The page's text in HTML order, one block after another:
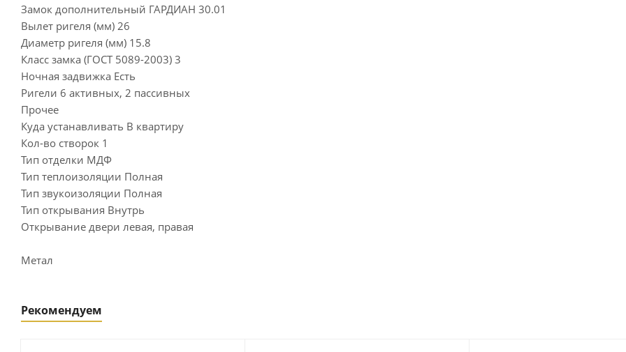
Замок дополнительный ГАРДИАН 30.01
Вылет ригеля (мм) 26
Диаметр ригеля (мм) 15.8
Класс замка (ГОСТ 5089-2003) 3
Ночная задвижка Есть
Ригели 6 активных, 2 пассивных
Прочее
Куда устанавливать В квартиру
Кол-во створок 1
Тип отделки МДФ
Тип теплоизоляции Полная
Тип звукоизоляции Полная
Тип открывания Внутрь
Открывание двери левая, правая
Метал
Рекомендуем